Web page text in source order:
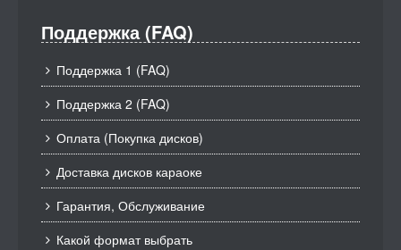
Поддержка (FAQ)
Поддержка 1 (FAQ)
Поддержка 2 (FAQ)
Оплата (Покупка дисков)
Доставка дисков караоке
Гарантия, Обслуживание
Какой формат выбрать